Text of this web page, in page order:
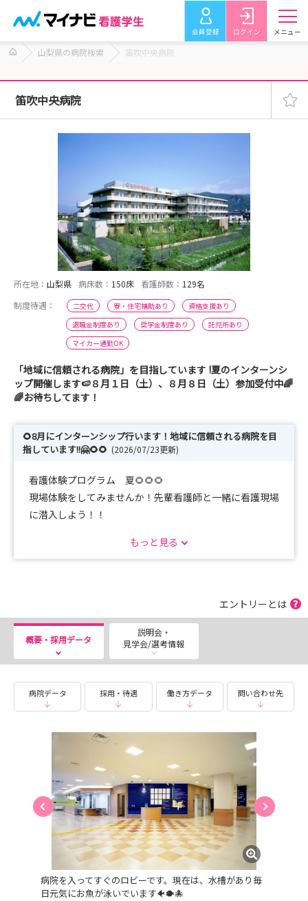
会員登録 ログイン メニュー
山梨県の病院検索 笛吹中央病院
笛吹中央病院
所在地： 山梨県 病床数： 150床 看護師数： 129名
制度待遇：
二交代 寮・住宅補助あり
資格支援あり
退職金制度あり
奨学金制度あり
託児所あり
マイカー通勤OK
「地域に信頼される病院」を目指しています !夏のインターンシ
ップ開催します🍉８月１日（土）、８月８日（土）参加受付中🌈
🌈お待ちしてます！
🌻8月にインターンシップ行います！地域に信頼される病院を目
指しています!!🤗🌻🌻 (2026/07/23更新)
看護体験プログラム 夏🌻🌻🌻
現場体験をしてみませんか！先輩看護師と一緒に看護現場
に潜入しよう！！
📌2026年８月1日（土）9：00～15：30😄まだ間に合いま
🌟メッセージ🌟
盤に、心かよう看護・質の高い看護・地域に根付いた看護
を実践しています。
れ、DMATを持つ当院の役割は大きく、市内の中核病院と
しての役割を担っています。
また、訪問看護などの在宅医療部門を集めた在宅支援セン
ターも開設しており、患者さんの退院後の生活まで見据え
た看護を実践しています。
地域に貢献したいと考えている学生さん、または転職を考
えている方、一緒に笛吹中央病院で働いてみませんか。😆
もっと見る
エントリーとは
概要・採用データ
説明会・
見学会/選考情報
病院データ 採用・待遇 働き方データ 問い合わせ先
病院を入ってすぐのロビーです。現在は、水槽があり毎
日元気にお魚が泳いでいます🐠🐡🐙